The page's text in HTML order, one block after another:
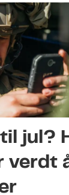
jul?
verdt